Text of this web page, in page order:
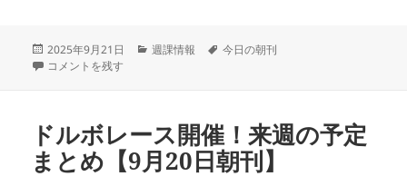
投
稿
2025年9月21日
カ
週課情報
タ
今日の朝刊
急ぐのが吉！？週課情報まとめ【9月21日朝刊】 に
コメントを残す
ドルボレース開催！来週の予定
まとめ【9月20日朝刊】